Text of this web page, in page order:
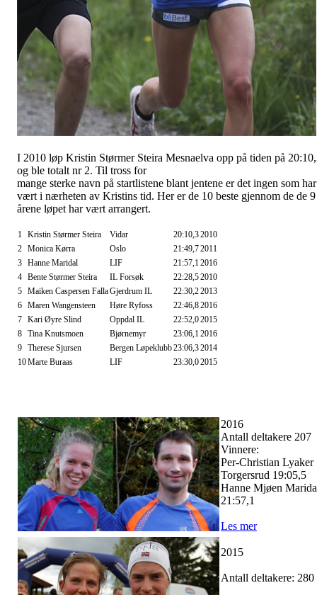
I 2010 løp Kristin Størmer Steira Mesnaelva opp på tiden på
og ble totalt nr 2. Til tross for
mange sterke navn på startlistene blant jentene er det ingen som har
vært i nærheten av Kristins tid. Her er de 10 beste gjennom de de 9
årene løpet har vært arrangert.
1 Kristin Størmer Steira Vidar 20:10,32010
2 Monica Kørra Oslo 21:49,72011
3 Hanne Maridal LIF 21:57,12016
4 Bente Størmer Steira IL Forsøk 22:28,52010
5 Maiken Caspersen FallaGjerdrum IL 22:30,22013
6 Maren Wangensteen Høre Ryfoss 22:46,82016
7 Kari Øyre Slind Oppdal IL 22:52,02015
8 Tina Knutsmoen Bjørnemyr 23:06,12016
9 Therese Sjursen Bergen Løpeklubb23:06,32014
10Marte Buraas LIF 23:30,02015
2016
Antall deltakere 207
Vinnere:
Per-Christian Lyaker
Torgersrud 19:05,5
Hanne Mjøen
21:57,1
Les mer
2015
Antall deltakere: 280